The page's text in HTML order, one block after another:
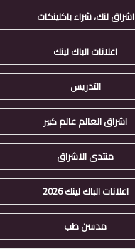
اشراق لنك، شراء باكلينكات
اعلانات الباك لينك
التدريس
اشراق العالم عالم كبير
منتدى الاشراق
اعلانات الباك لينك 2026
مدسن طب